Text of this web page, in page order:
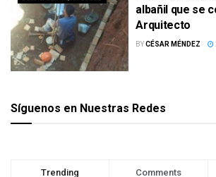
albañil que se
Arquitecto
BYCÉSAR MÉNDEZ
Síguenos en Nuestras Redes
Trending Comments